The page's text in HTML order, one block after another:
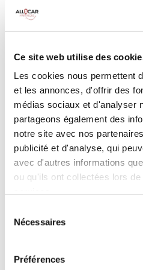
Ce site web utilise des
Les cookies nous permettent
et les annonces, d'offrir des
médias sociaux et d'analyser
partageons également des
notre site avec nos
publicité et d'analyse, qui
avec d'autres informations
ou qu'ils ont collectées lors
Nécessaires
Préférences
100 CV
INCLUS À LA
Killométrage illimité
Assurance tous risques
Carburant : plein à rendre
CONDITIONS DE
Age minimum :20 ans
ASSURANCE